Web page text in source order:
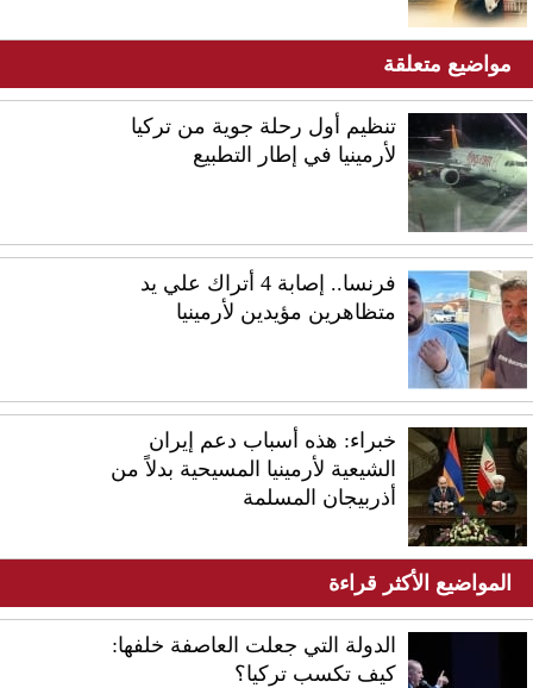
مواضيع متعلقة
تنظيم أول رحلة جوية من تركيا
لأرمينيا في إطار التطبيع
فرنسا.. إصابة 4 أتراك علي يد
متظاهرين مؤيدين لأرمينيا
خبراء: هذه أسباب دعم إيران
الشيعية لأرمينيا المسيحية بدلاً من
أذربيجان المسلمة
المواضيع الأكثر قراءة
الدولة التي جعلت العاصفة خلفها:
كيف تكسب تركيا؟